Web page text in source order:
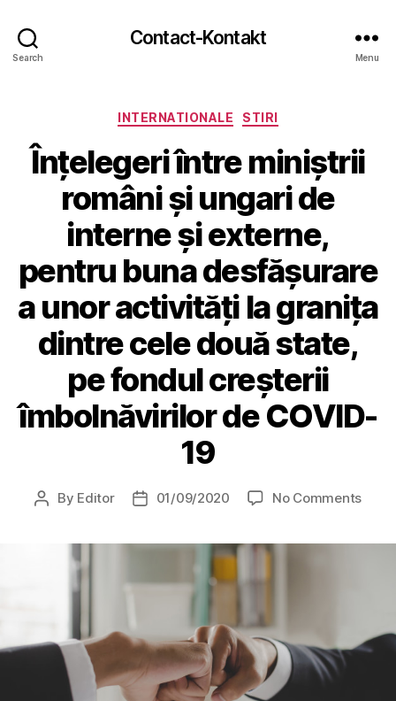
Search
Contact-Kontakt
Menu
Categories
INTERNATIONALE STIRI
Înțelegeri între miniștrii
români și ungari de
interne și externe,
pentru buna desfășurare
a unor activități la granița
dintre cele două state,
pe fondul creșterii
îmbolnăvirilor de COVID-
19
Post
By Editor
Post01/09/2020 No Commentson
de